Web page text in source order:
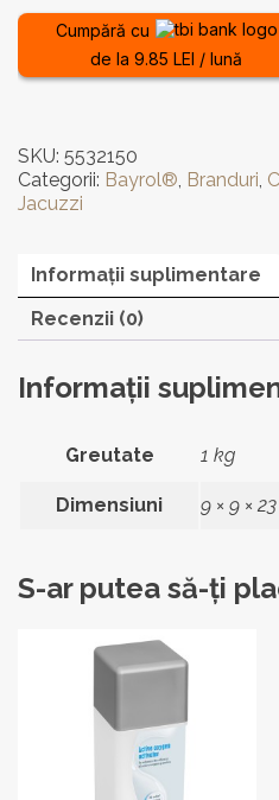
activ
Bayrol
Cumpără cu
de la 9.85 LEI / lună
SKU: 5532150
Categorii: Bayrol® Branduri
Jacuzzi
Informații suplimentare
Recenzii (0)
Informații
Greutate 1 kg
Dimensiuni 9 × 9 ×
S-ar putea să-ți